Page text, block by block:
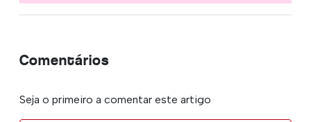
Comentários
Seja o primeiro a comentar este artigo